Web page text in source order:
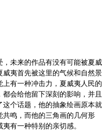
未来的作品有没有可能被夏威
夷首先被这里的气候和自然景
有一种冲击力，夏威夷人民的
会给他留下深刻的影响，并且
个话题，他的抽象绘画原本就
鸣，而他的三角画的几何形
有一种特别的亲切感。